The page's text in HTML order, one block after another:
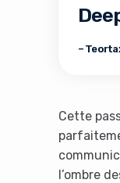
–
Cette
l’ombre